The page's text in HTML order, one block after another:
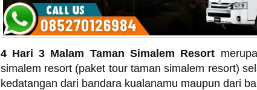
4 Hari 3 Malam Taman Simalem Resort
simalem resort (paket tour taman simalem resort)
kedatangan dari bandara kualanamu maupun dari